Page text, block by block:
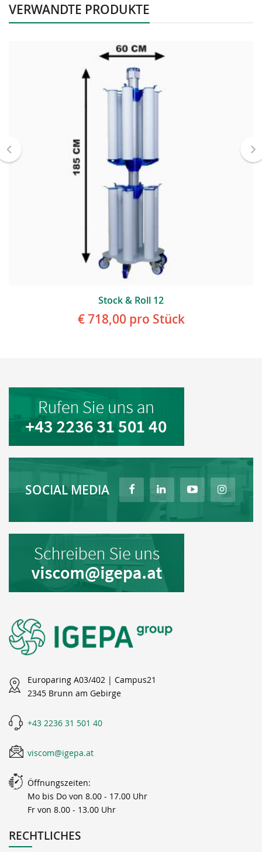
VERWANDTE PRODUKTE
Stock & Roll 12
€ 718,00 pro Stück
SOCIAL MEDIA
Europaring A03/402 | Campus21
2345 Brunn am Gebirge
+43 2236 31 501 40
viscom@igepa.at
Öffnungszeiten:
Mo bis Do von 8.00 - 17.00 Uhr
Fr von 8.00 - 13.00 Uhr
RECHTLICHES